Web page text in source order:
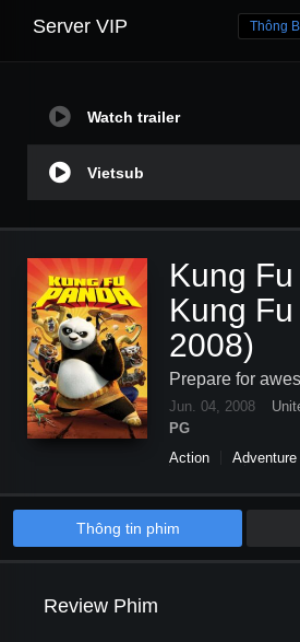
Server VIP Thông
Watch trailer
Vietsub
Kung
Kung
2008)
Prepare for
Jun. 04, 2008
PG
Action
Adventure
Thông tin phim
Review Phim